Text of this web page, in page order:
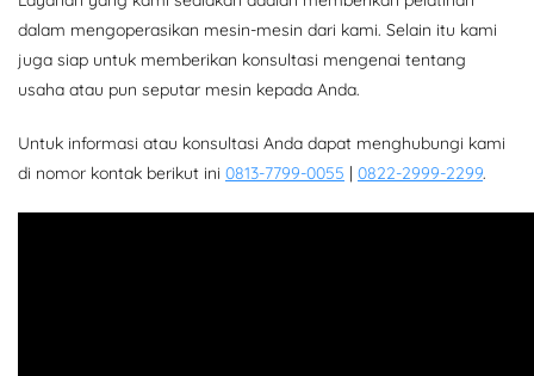
dalam mengoperasikan mesin-mesin dari kami. Selain itu kami
juga siap untuk memberikan konsultasi mengenai tentang
usaha atau pun seputar mesin kepada Anda.
Untuk informasi atau konsultasi Anda dapat menghubungi kami
di nomor kontak berikut ini 0813-7799-0055 | 0822-2999-2299.